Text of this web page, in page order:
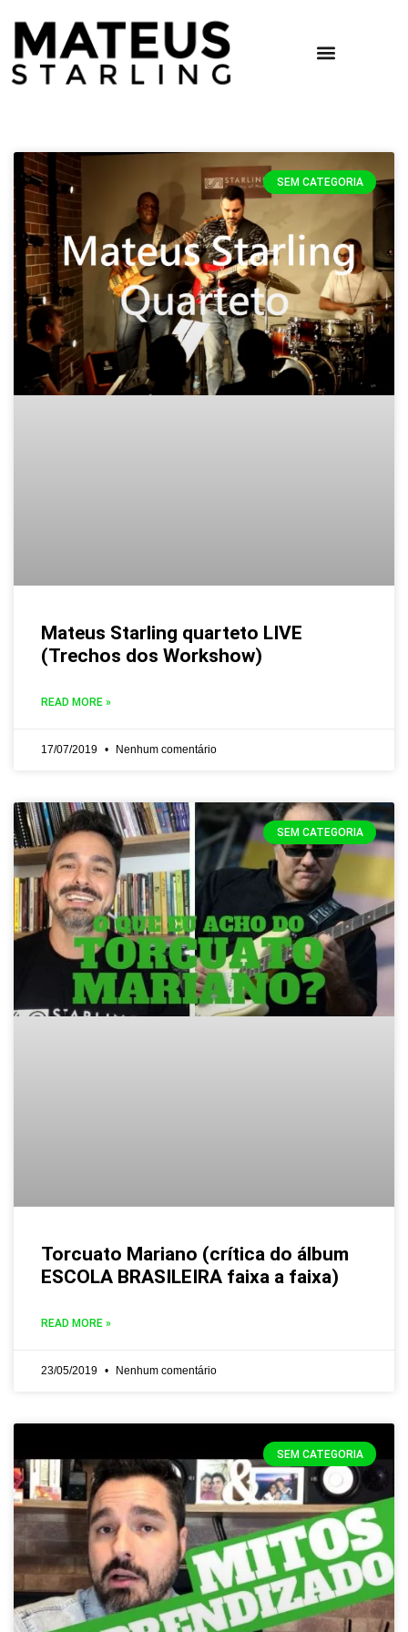
SEM CATEGORIA
Mateus Starling quarteto LIVE
(Trechos dos Workshow)
READ MORE »
17/07/2019 Nenhum comentário
SEM CATEGORIA
Torcuato Mariano (crítica do álbum
ESCOLA BRASILEIRA faixa a faixa)
READ MORE »
23/05/2019 Nenhum comentário
SEM CATEGORIA